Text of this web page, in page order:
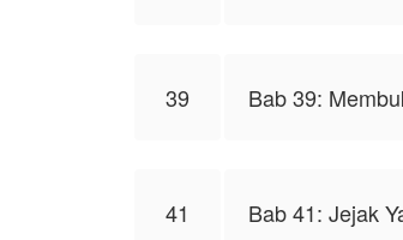
39 Bab 39:
41 Bab 41: Jejak